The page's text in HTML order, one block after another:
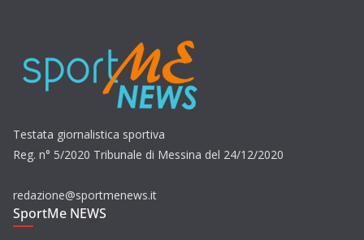
Testata giornalistica sportiva
Reg. n° 5/2020 Tribunale di Messina del 24/12/2020
redazione@sportmenews.it
SportMe NEWS